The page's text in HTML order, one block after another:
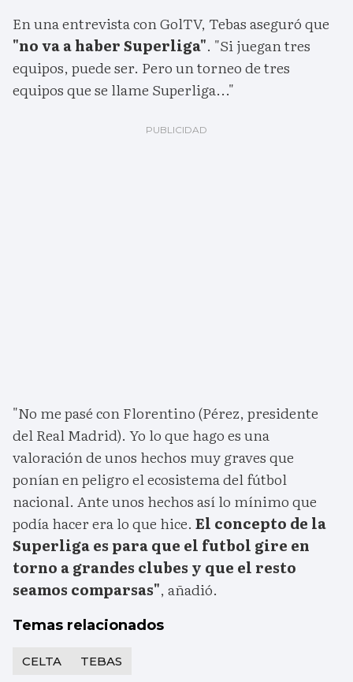
En una entrevista con GolTV, Tebas aseguró que
"no va a haber Superliga". "Si juegan tres
equipos, puede ser. Pero un torneo de tres
equipos que se llame Superliga..."
"No me pasé con Florentino (Pérez, presidente
del Real Madrid). Yo lo que hago es una
valoración de unos hechos muy graves que
ponían en peligro el ecosistema del fútbol
nacional. Ante unos hechos así lo mínimo que
podía hacer era lo que hice. El concepto de la
Superliga es para que el futbol gire en
torno a grandes clubes y que el resto
seamos comparsas", añadió.
Temas relacionados
CELTA TEBAS